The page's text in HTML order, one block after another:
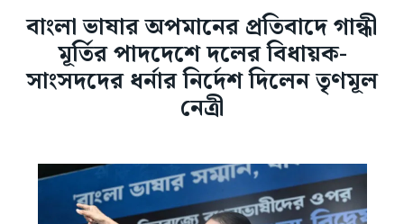
বাংলা ভাষার অপমানের প্রতিবাদে গান্ধী
মূর্তির পাদদেশে দলের বিধায়ক-
সাংসদদের ধর্নার নির্দেশ দিলেন তৃণমূল
নেত্রী